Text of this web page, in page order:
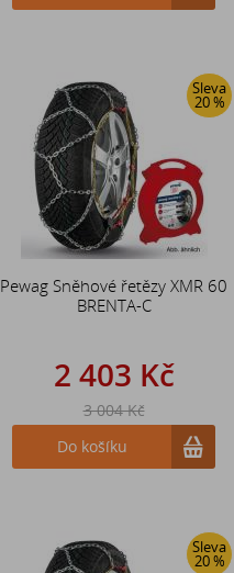
Sleva
20 %
Pewag Sněhové řetězy XMR 60
BRENTA-C
2 403 Kč
3 004 Kč
Do košíku
Sleva
20 %